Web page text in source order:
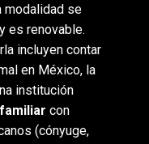
modalidad se
es renovable.
incluyen contar
en México, la
institución
con
(cónyuge,